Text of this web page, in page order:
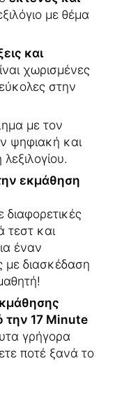
με θέμα
και
χωρισμένες
στην
με τον
ψηφιακή και
εκμάθηση
διαφορετικές
τεστ και
έναν
διασκέδαση
την 17 Minute
γρήγορα
ποτέ ξανά το